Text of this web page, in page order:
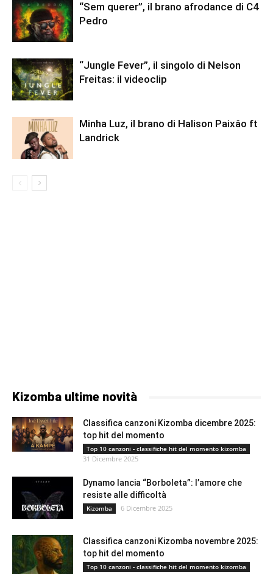
“Sem querer”, il brano afrodance di C4
Pedro
“Jungle Fever”, il singolo di Nelson
Freitas: il videoclip
Minha Luz, il brano di Halison Paixâo ft
Landrick
Kizomba ultime novità
Classifica canzoni Kizomba dicembre 2025:
top hit del momento
Top 10 canzoni - classifiche hit del momento kizomba
31 Dicembre 2025
Dynamo lancia “Borboleta”: l’amore che
resiste alle difficoltà
Kizomba 6 Dicembre 2025
Classifica canzoni Kizomba novembre 2025:
top hit del momento
Top 10 canzoni - classifiche hit del momento kizomba